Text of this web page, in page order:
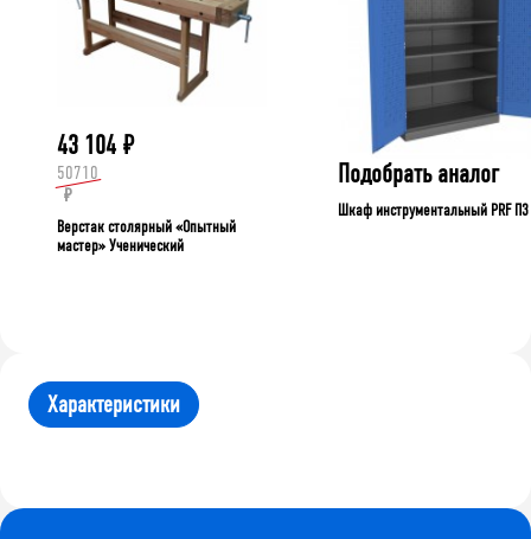
43 104 ₽
50710
₽
Верстак столярный «Опытный
мастер» Ученический
Подобрать аналог
Шкаф инструментальный PRF П3
Характеристики